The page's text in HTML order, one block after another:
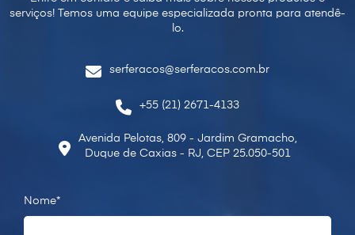
serviços! Temos uma equipe especializada pronta para atendê-
lo.
serferacos@serferacos.com.br
+55 (21) 2671-4133
Avenida Pelotas, 809 - Jardim Gramacho,
Duque de Caxias - RJ, CEP 25.050-501
Nome*